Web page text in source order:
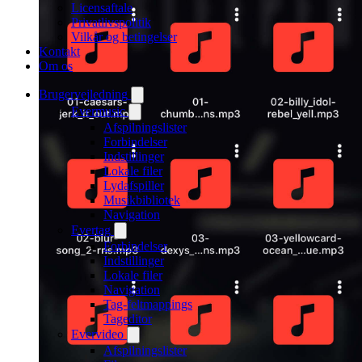
Licensaftale
Privatlivspolitik
Vilkår og betingelser
Kontakt
Om os
Brugervejledning
Evermusic
Afspilningslister
Forbindelser
Indstillinger
Lokale filer
Lydafspiller
Musikbibliotek
Navigation
Evertag
Forbindelser
Indstillinger
Lokale filer
Navigation
Tag-feltmappings
Tageditor
Evervideo
Afspilningslister